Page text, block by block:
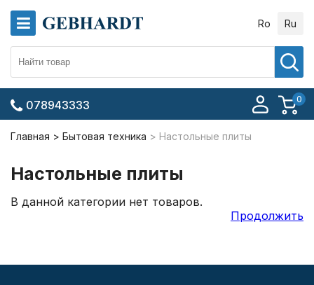
Ro Ru
0
078943333
Главная Бытовая техника Настольные плиты
Настольные плиты
В данной категории нет товаров.
Продолжить